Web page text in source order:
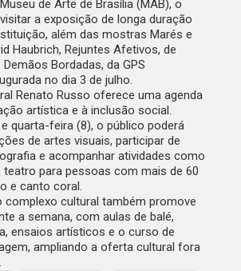
de Arte de Brasília (MAB), o
a exposição de longa duração
além das mostras Marés e
Haubrich, Rejuntes Afetivos, de
Demãos Bordadas, da GPS
no dia 3 de julho.
Renato Russo oferece uma agenda
artística e à inclusão social.
quarta-feira (8), o público poderá
de artes visuais, participar de
e acompanhar atividades como
teatro para pessoas com mais de 60
e canto coral.
complexo cultural também promove
a semana, com aulas de balé,
ensaios artísticos e o curso de
ampliando a oferta cultural fora